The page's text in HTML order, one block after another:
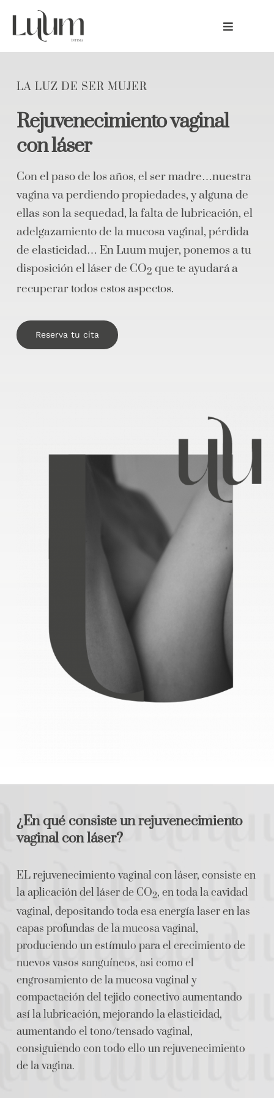
Toggle
Conócenos
Contacto
LA LUZ DE SER MUJER
Rejuvenecimiento vaginal
con láser
Con el paso de los años, el ser madre…nuestra
vagina va perdiendo propiedades, y alguna de
ellas son la sequedad, la falta de lubricación, el
adelgazamiento de la mucosa vaginal, pérdida
de elasticidad… En Luum mujer, ponemos a tu
disposición el láser de CO2 que te ayudará a
recuperar todos estos aspectos.
Reserva tu cita
¿En qué consiste un rejuvenecimiento
vaginal con láser?
EL rejuvenecimiento vaginal con láser, consiste en
la aplicación del láser de CO2, en toda la cavidad
vaginal, depositando toda esa energía laser en las
capas profundas de la mucosa vaginal,
produciendo un estímulo para el crecimiento de
nuevos vasos sanguíneos, asi como el
engrosamiento de la mucosa vaginal y
compactación del tejido conectivo aumentando
así la lubricación, mejorando la elasticidad,
aumentando el tono/tensado vaginal,
consiguiendo con todo ello un rejuvenecimiento
de la vagina.